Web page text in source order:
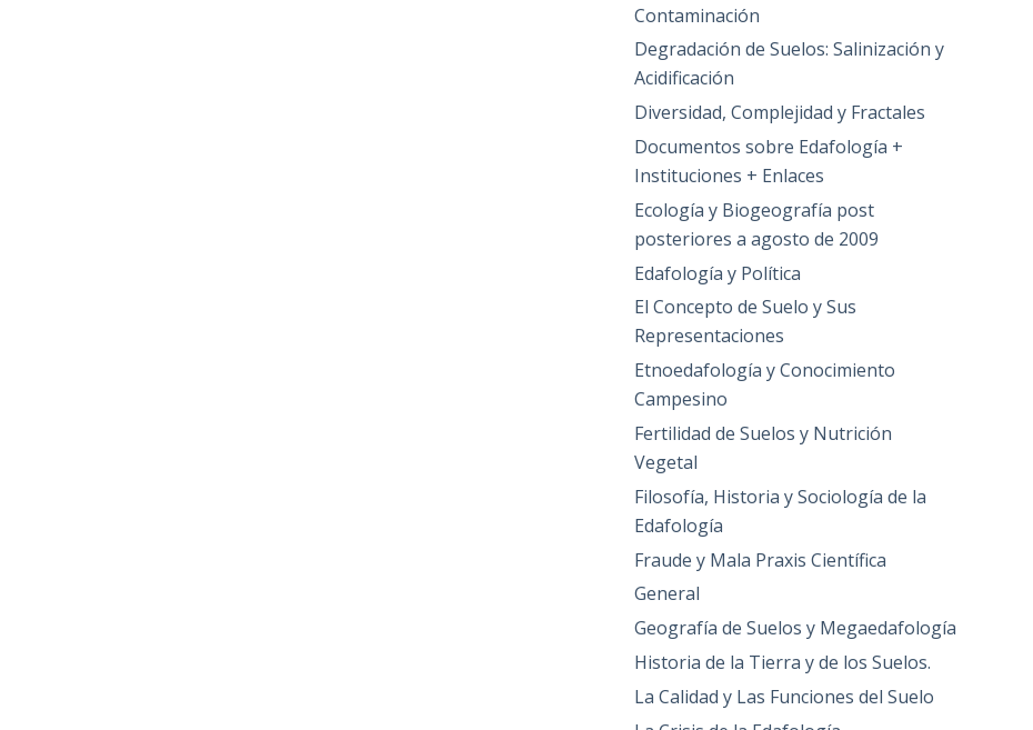
Contaminación
Degradación de Suelos: Salinización y
Acidificación
Diversidad, Complejidad y Fractales
Documentos sobre Edafología +
Instituciones + Enlaces
Ecología y Biogeografía post
posteriores a agosto de 2009
Edafología y Política
El Concepto de Suelo y Sus
Representaciones
Etnoedafología y Conocimiento
Campesino
Fertilidad de Suelos y Nutrición
Vegetal
Filosofía, Historia y Sociología de la
Edafología
Fraude y Mala Praxis Científica
General
Geografía de Suelos y Megaedafología
Historia de la Tierra y de los Suelos.
La Calidad y Las Funciones del Suelo